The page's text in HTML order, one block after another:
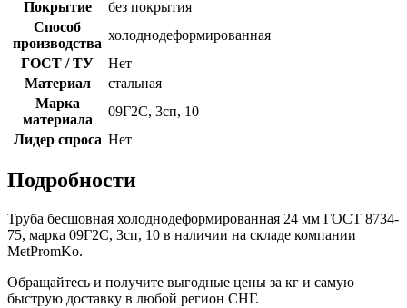
Покрытие
без покрытия
Способ
производства
холоднодеформированная
ГОСТ / ТУ
Нет
Материал
стальная
Марка
материала
09Г2С, 3сп, 10
Лидер спроса Нет
Подробности
Труба бесшовная холоднодеформированная 24 мм ГОСТ 8734-
75, марка 09Г2С, 3сп, 10 в наличии на складе компании
MetPromKo.
Обращайтесь и получите выгодные цены за кг и самую
быструю доставку в любой регион СНГ.